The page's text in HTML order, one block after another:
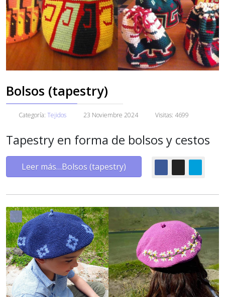
Bolsos (tapestry)
Categoría: Tejidos 23 Noviembre 2024 Visitas: 4699
Tapestry en forma de bolsos y cestos
Leer más…Bolsos (tapestry)